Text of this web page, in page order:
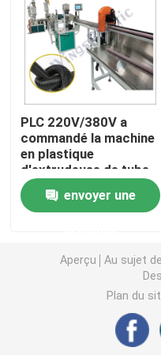
Machine
Chaîne de production
Machine d'extrudeuse
Machine ondulée
Pp attachent la
Machine en
PLC 220V/380V a
commandé la machine
en plastique
d'extrudeuse de tube
avec le
refroidissement
d'air/par l'eau
envoyer une
Aperçu Au sujet
Plan du